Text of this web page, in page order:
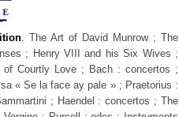
. The Art of David Munrow ; The
; Henry VIII and his Six Wives ;
Courtly Love ; Bach : concertos ;
« Se la face ay pale » ; Praetorius :
; Haendel : concertos ; The